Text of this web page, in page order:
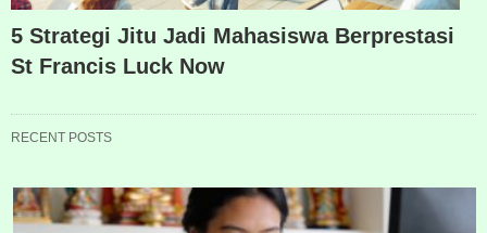
5 Strategi Jitu Jadi Mahasiswa Berprestasi
St Francis Luck Now
RECENT POSTS